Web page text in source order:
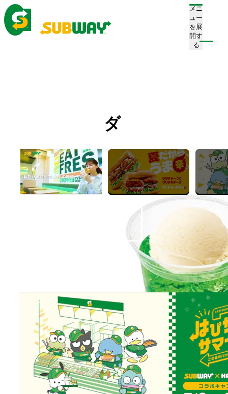
メニ
ュー
を展
開す
る
クリームソーダ
Cream Soda
ひんやりおいしい、クリームソーダです。